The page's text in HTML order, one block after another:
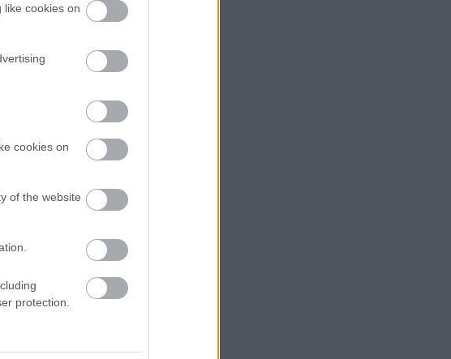
like cookies on
cookies on
of the website
protection.